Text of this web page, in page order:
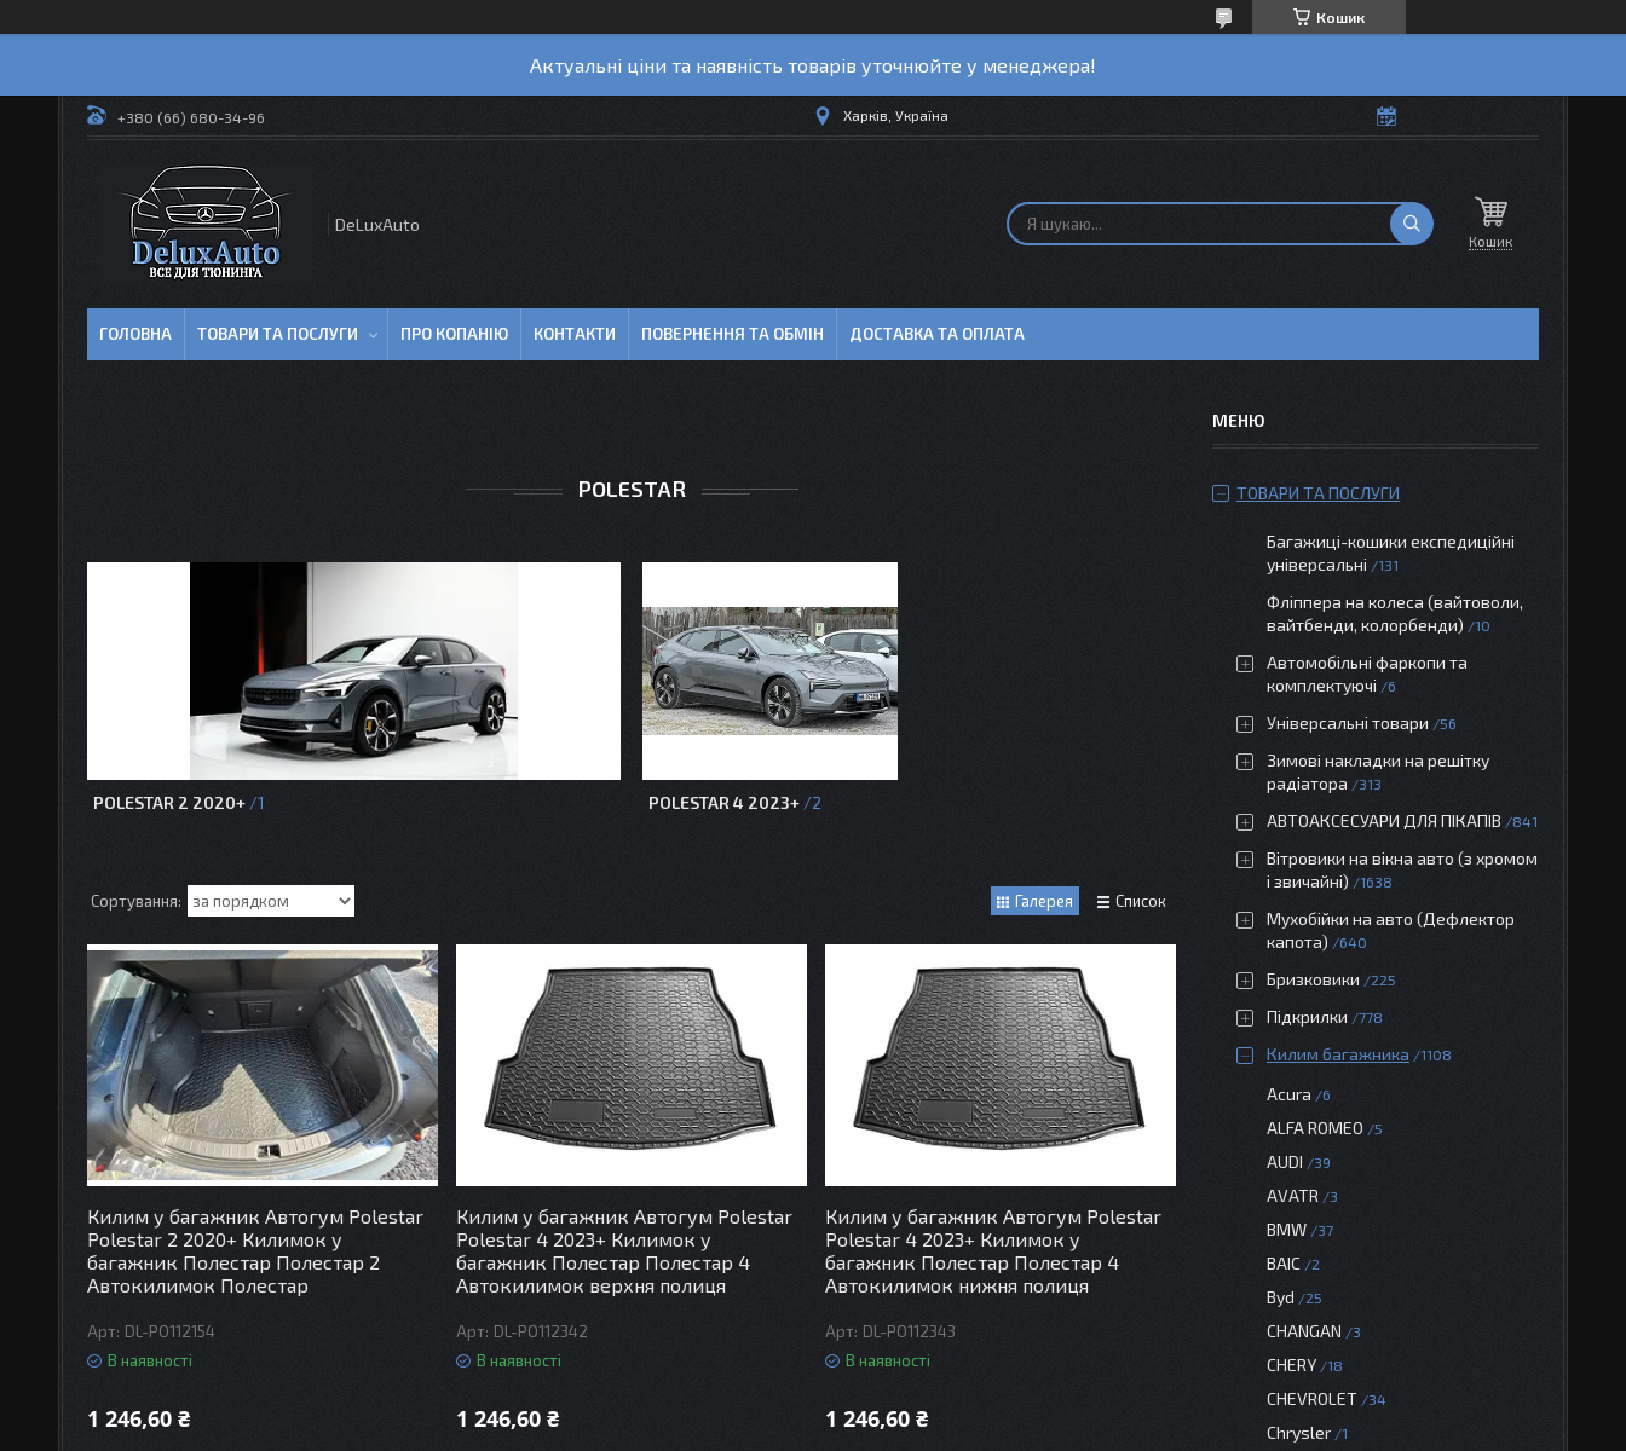
Кошик
Актуальні ціни та наявність товарів уточнюйте у менеджера!
+380 (66) 680-34-96 Харків, Україна
DeLuxAuto
Кошик
ГОЛОВНА ТОВАРИ ТА ПОСЛУГИ ПРО КОПАНІЮ КОНТАКТИ ПОВЕРНЕННЯ ТА ОБМІН ДОСТАВКА ТА ОПЛАТА
POLESTAR
POLESTAR 2 2020+ 1 POLESTAR 4 2023+ 2
Галерея Список
Килим у багажник Автогум Polestar
Polestar 2 2020+ Килимок у
багажник Полестар Полестар 2
Автокилимок Полестар
DL-PO112154
В наявності
1 246,60 ₴
Килим у багажник Автогум Polestar
Polestar 4 2023+ Килимок у
багажник Полестар Полестар 4
Автокилимок верхня полиця
DL-PO112342
В наявності
1 246,60 ₴
Килим у багажник Автогум Polestar
Polestar 4 2023+ Килимок у
багажник Полестар Полестар 4
Автокилимок нижня полиця
DL-PO112343
В наявності
1 246,60 ₴
ТОВАРИ ТА ПОСЛУГИ
Багажиці-кошики експедиційні
універсальні
131
Фліппера на колеса (вайтоволи,
вайтбенди, колорбенди)
10
Автомобільні фаркопи та
комплектуючі
6
Універсальні товари 56
Зимові накладки на решітку
радіатора
313
АВТОАКСЕСУАРИ ДЛЯ ПІКАПІВ 841
Вітровики на вікна авто (з хромом
і звичайні)
1638
Мухобійки на авто (Дефлектор
капота)
640
Бризковики 225
Підкрилки 778
Килим багажника 1108
Acura 6
ALFA ROMEO 5
AUDI 39
AVATR 3
BMW 37
BAIC 2
Byd 25
CHANGAN 3
CHERY 18
CHEVROLET 34
Chrysler 1